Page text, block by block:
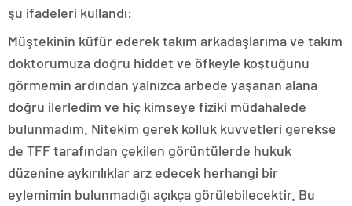
şu ifadeleri kullandı:
Müştekinin küfür ederek takım arkadaşlarıma ve takım
doktorumuza doğru hiddet ve öfkeyle koştuğunu
görmemin ardından yalnızca arbede yaşanan alana
doğru ilerledim ve hiç kimseye fiziki müdahalede
bulunmadım. Nitekim gerek kolluk kuvvetleri gerekse
de TFF tarafından çekilen görüntülerde hukuk
düzenine aykırılıklar arz edecek herhangi bir
eylemimin bulunmadığı açıkça görülebilecektir. Bu